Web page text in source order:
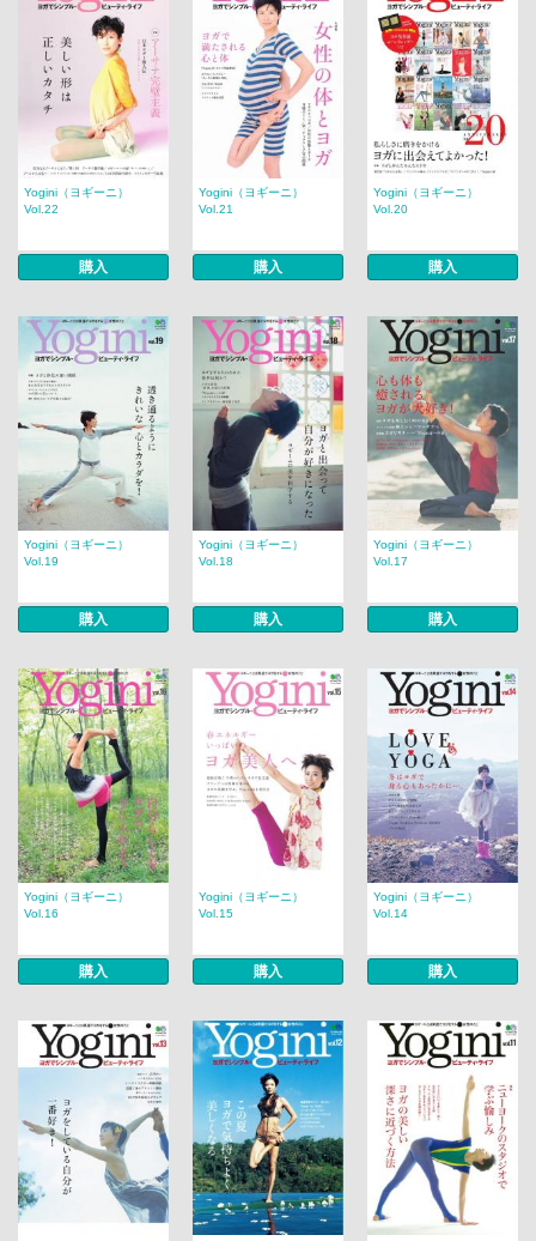
Yogini（ヨギーニ）
Vol.22
購入
Yogini（ヨギーニ）
Vol.21
購入
Yogini（ヨギーニ）
Vol.20
購入
Yogini（ヨギーニ）
Vol.19
購入
Yogini（ヨギーニ）
Vol.18
購入
Yogini（ヨギーニ）
Vol.17
購入
Yogini（ヨギーニ）
Vol.16
購入
Yogini（ヨギーニ）
Vol.15
購入
Yogini（ヨギーニ）
Vol.14
購入